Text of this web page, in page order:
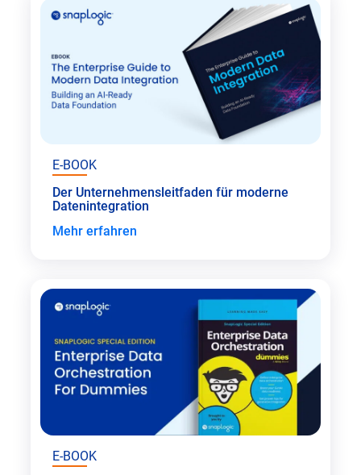
E-BOOK
Der Unternehmensleitfaden für moderne
Datenintegration
Mehr erfahren
E-BOOK